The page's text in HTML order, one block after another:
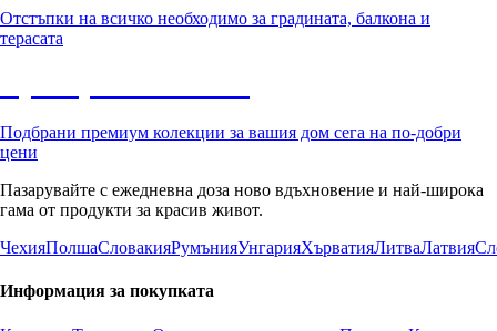
Отстъпки на всичко необходимо за градината, балкона и
терасата
Подбрани премиум колекции за вашия дом сега на по-добри
цени
Пазарувайте с ежедневна доза ново вдъхновение и най-широка
гама от продукти за красив живот.
ЧехияПолшаСловакияРумънияУнгарияХърватияЛитваЛатвия
Информация за покупката